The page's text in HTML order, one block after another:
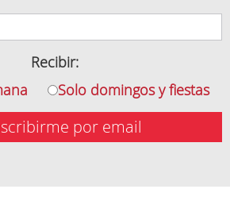
Recibir:
Solo domingos y fiestas
por email